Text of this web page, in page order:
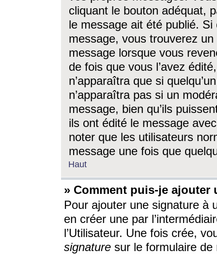
cliquant le bouton adéquat,
le message ait été publié. Si
message, vous trouverez
message lorsque vous
de fois que vous l’avez
n’apparaîtra que si
n’apparaîtra pas si un
message, bien qu’ils
ils ont édité le message
noter que les utilisateurs
message une fois que
Haut
» Comment puis-je ajouter
Pour ajouter une signature à
en créer une par
l’Utilisateur. Une fois crée,
signature sur le formulaire de